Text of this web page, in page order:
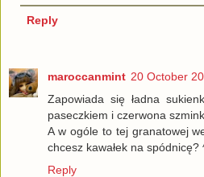
Reply
maroccanmint 20 October
Zapowiada się ładna
paseczkiem i czerwona
A w ogóle to tej granatowej
chcesz kawałek na spódnicę?
Reply